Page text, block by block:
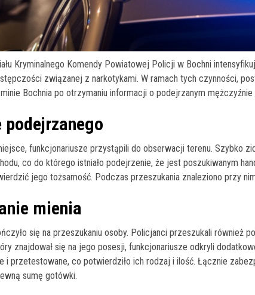
Kryminalnego Komendy Powiatowej Policji w Bochni
związanej z narkotykami. W ramach tych czynności,
Bochnia po otrzymaniu informacji o podejrzanym
podejrzanego
funkcjonariusze przystąpili do obserwacji terenu. Szybko
co do którego istniało podejrzenie, że jest poszukiwanym
jego tożsamość. Podczas przeszukania znaleziono przy
mienia
się na przeszukaniu osoby. Policjanci przeszukali również
znajdował się na jego posesji, funkcjonariusze odkryli
i przetestowane, co potwierdziło ich rodzaj i ilość. Łącznie
sumę gotówki.